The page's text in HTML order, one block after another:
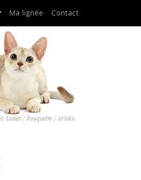
Ma lignée Contact